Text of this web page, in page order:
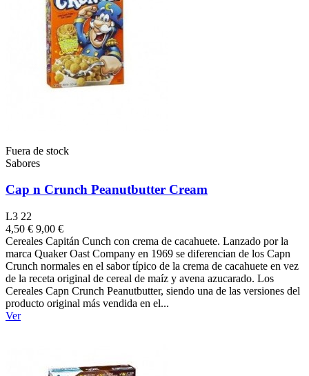
Fuera de stock
Sabores
Cap n Crunch Peanutbutter Cream
L3 22
4,50 € 9,00 €
Cereales Capitán Cunch con crema de cacahuete. Lanzado por la
marca Quaker Oast Company en 1969 se diferencian de los Capn
Crunch normales en el sabor típico de la crema de cacahuete en vez
de la receta original de cereal de maíz y avena azucarado. Los
Cereales Capn Crunch Peanutbutter, siendo una de las versiones del
producto original más vendida en el...
Ver